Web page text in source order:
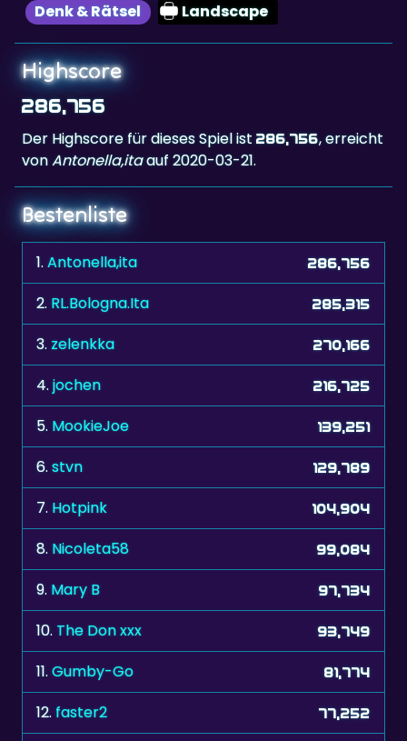
Denk & Rätsel Landscape
Highscore
286,756
Der Highscore für dieses Spiel ist286,756, erreicht
vonAntonella,itaauf 2020-03-21.
Bestenliste
1.Antonella,ita 286,756
2. RL.Bologna.Ita 285,315
3.zelenkka 270,166
4.jochen 216,725
5. MookieJoe 139,251
6.stvn 129,789
7. Hotpink 104,904
8. Nicoleta58 99,084
9. Mary B 97,734
10. The Don xxx 93,749
11.Gumby-Go 81,774
12.faster2 77,252